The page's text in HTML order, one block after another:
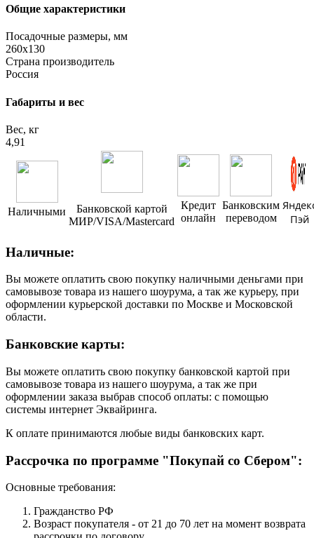
Общие характеристики
Посадочные размеры, мм
260х130
Страна производитель
Россия
Габариты и вес
Вес, кг
4,91
Наличными
Банковской картой
МИР/VISA/Mastercard
Кредит
онлайн
Банковским
переводом
Пэй
Наличные:
Вы можете оплатить свою покупку наличными деньгами при
самовывозе товара из нашего шоурума, а так же курьеру, при
оформлении курьерской доставки по Москве и Московской
области.
Банковские карты:
Вы можете оплатить свою покупку банковской картой при
самовывозе товара из нашего шоурума, а так же при
оформлении заказа выбрав способ оплаты: с помощью
системы интернет Эквайринга.
К оплате принимаются любые виды банковских карт.
Рассрочка по программе "Покупай со Сбером":
Основные требования:
Гражданство РФ
Возраст покупателя - от 21 до 70 лет на момент возврата